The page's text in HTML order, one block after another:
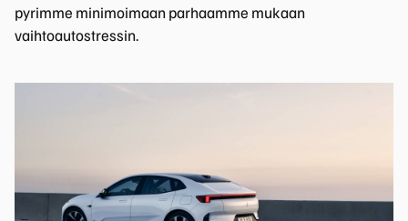
pyrimme minimoimaan parhaamme mukaan
vaihtoautostressin.